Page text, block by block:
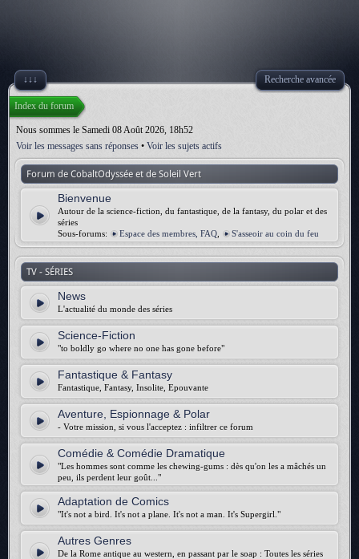
↓↓↓ Recherche avancée
Index du forum
Nous sommes le Samedi 08 Août 2026, 18h52
Voir les messages sans réponses • Voir les sujets actifs
Forum de CobaltOdyssée et de Soleil Vert
Bienvenue
Autour de la science-fiction, du fantastique, de la fantasy, du polar et des
séries
Sous-forums:
Espace des membres, FAQ S'asseoir au coin du feu
TV - SÉRIES
News
L'actualité du monde des séries
Science-Fiction
"to boldly go where no one has gone before"
Fantastique & Fantasy
Fantastique, Fantasy, Insolite, Epouvante
Aventure, Espionnage & Polar
- Votre mission, si vous l'acceptez : infiltrer ce forum
Comédie & Comédie Dramatique
"Les hommes sont comme les chewing-gums : dès qu'on les a mâchés un
peu, ils perdent leur goût..."
Adaptation de Comics
"It's not a bird. It's not a plane. It's not a man. It's Supergirl."
Autres Genres
De la Rome antique au western, en passant par le soap : Toutes les séries